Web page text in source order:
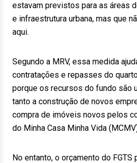
estavam previstos para as áreas
e infraestrutura urbana, mas que
aqui.
Segundo a MRV, essa medida
contratações e repasses do
porque os recursos do fundo são
tanto a construção de novos
compra de imóveis novos pelos
do Minha Casa Minha Vida
No entanto, o orçamento do FGTS